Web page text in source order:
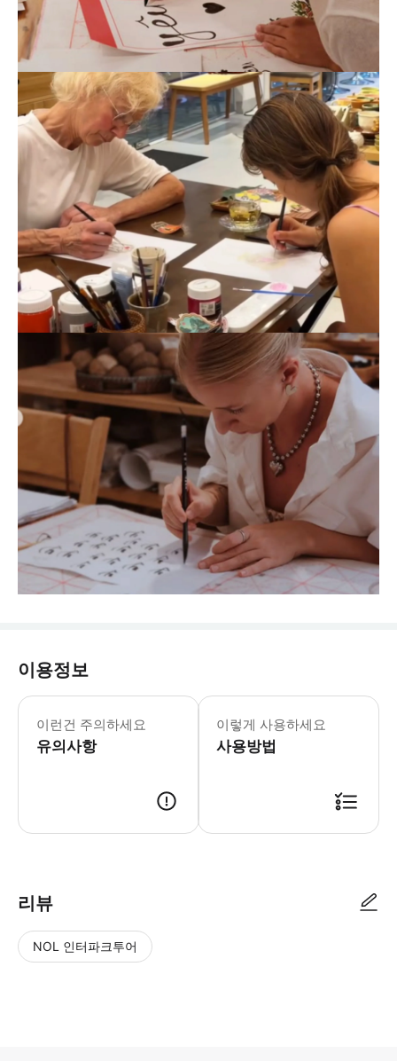
이용정보
이런건 주의하세요
유의사항
* 이 원데이 클래스는 예술 애호가, 문
이렇게 사용하세요
사용방법
리뷰
NOL 인터파크투어